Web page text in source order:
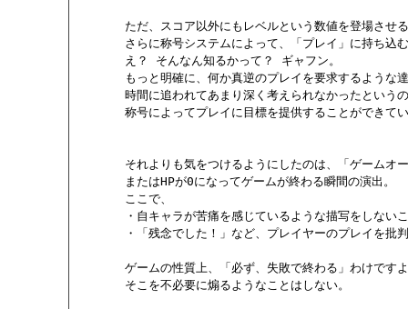
ただ、スコア以外にもレベルという数値を登場させ
さらに称号システムによって、「プレイ」に持ち込
       え？ そんなん知るかって？ ギャフン。
もっと明確に、何か真逆のプレイを要求するような
時間に追われてあまり深く考えられなかったという
称号によってプレイに目標を提供することができて
それよりも気をつけるようにしたのは、「ゲームオ
       またはHPが0になってゲームが終わる瞬間の演出。
       ここで、
・自キャラが苦痛を感じているような描写をしない
・「残念でした！」など、プレイヤーのプレイを批
ゲームの性質上、「必ず、失敗で終わる」わけです
       そこを不必要に煽るようなことはしない。